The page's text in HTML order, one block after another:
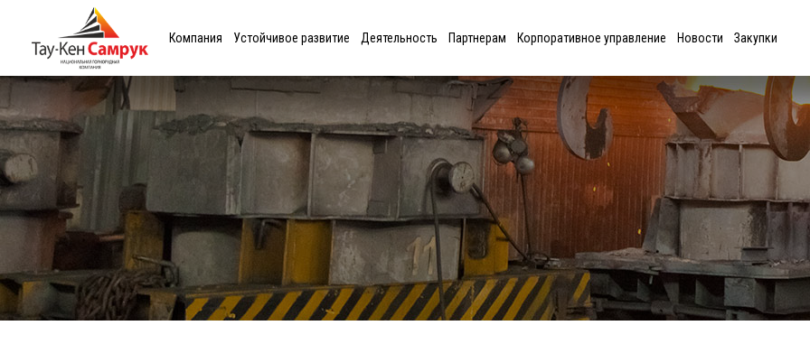
Компания Устойчивое развитие Деятельность Партнерам Корпоративное управление Новости Закупки